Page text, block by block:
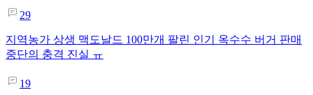
29
지역농가 상생 맥도날드 100만개 팔린 인기 옥수수 버거 판매
중단의 충격 진실 ㅠ
19